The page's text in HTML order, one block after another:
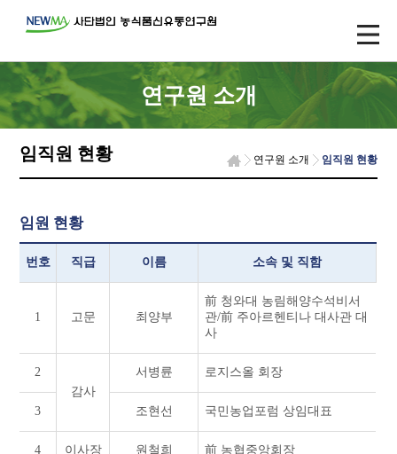
연구원 소개
임직원 현황 연구원 소개 임직원 현황
임원 현황
번호 직급 이름 소속 및 직함
1 고문 최양부
前 청와대 농림해양수석비서
관/前 주아르헨티나 대사관 대
사
2
감사
서병륜 로지스올 회장
3 조현선 국민농업포럼 상임대표
4 이사장 원철희 前 농협중앙회장